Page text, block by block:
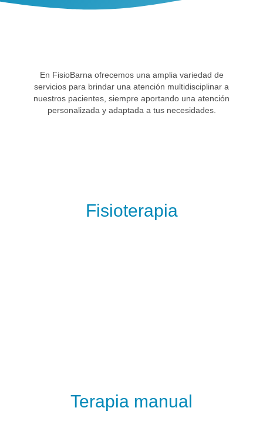
En FisioBarna ofrecemos una amplia variedad de
servicios para brindar una atención multidisciplinar a
nuestros pacientes, siempre aportando una atención
personalizada y adaptada a tus necesidades.
Fisioterapia
Terapia manual